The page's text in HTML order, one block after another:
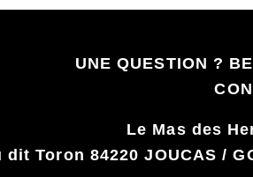
UNE QUESTION ?
Le Mas des
dit Toron 84220 JOUCAS /